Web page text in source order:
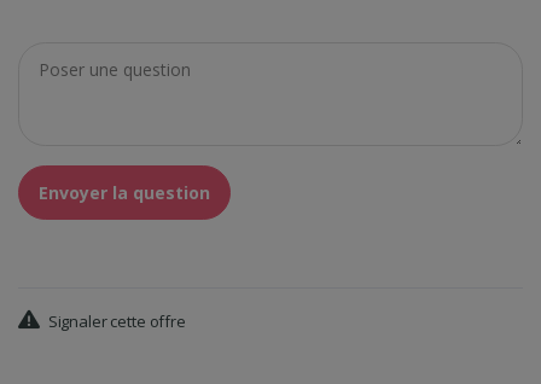
Envoyer la question
Signaler cette offre